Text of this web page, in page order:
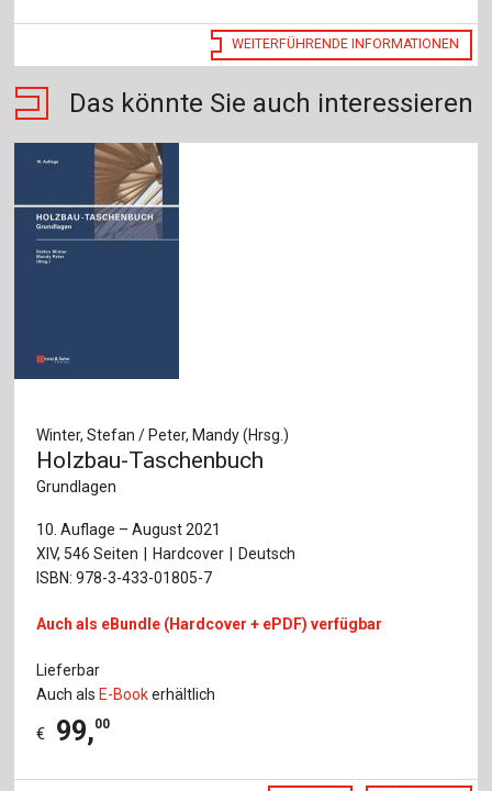
WEITERFÜHRENDE INFORMATIONEN
Das könnte Sie auch interessieren
Winter, Stefan / Peter, Mandy (Hrsg.)
Holzbau-Taschenbuch
Grundlagen
10. Auflage – August 2021
XIV, 546 Seiten
Hardcover
Deutsch
ISBN: 978-3-433-01805-7
Auch als eBundle (Hardcover + ePDF) verfügbar
Lieferbar
Auch alsE-Bookerhältlich
€ 99,00